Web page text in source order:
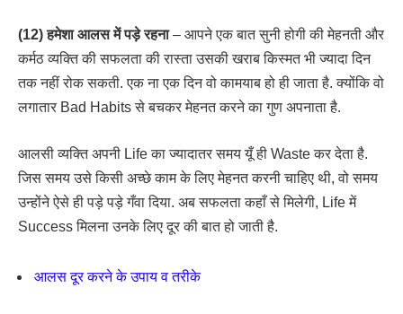
(12) हमेशा आलस में पड़े रहना– आपने एक बात सुनी होगी की मेहनती और
कर्मठ व्यक्ति की सफलता की रास्ता उसकी खराब किस्मत भी ज्यादा दिन
तक नहीं रोक सकती. एक ना एक दिन वो कामयाब हो ही जाता है. क्योंकि वो
लगातार Bad Habits से बचकर मेहनत करने का गुण अपनाता है.
आलसी व्यक्ति अपनी Life का ज्यादातर समय यूँ ही Waste कर देता है.
जिस समय उसे किसी अच्छे काम के लिए मेहनत करनी चाहिए थी, वो समय
उन्होंने ऐसे ही पड़े पड़े गँवा दिया. अब सफलता कहाँ से मिलेगी, Life में
Success मिलना उनके लिए दूर की बात हो जाती है.
आलस दूर करने के उपाय व तरीके